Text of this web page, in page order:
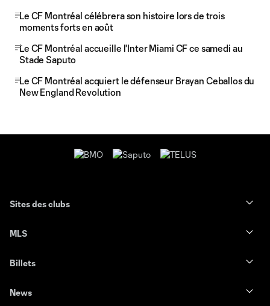
Le CF Montréal célébrera son histoire lors de trois
moments forts en août
Le CF Montréal accueille l'Inter Miami CF ce samedi au
Stade Saputo
Le CF Montréal acquiert le défenseur Brayan Ceballos du
New England Revolution
Sites des clubs
MLS
Billets
News